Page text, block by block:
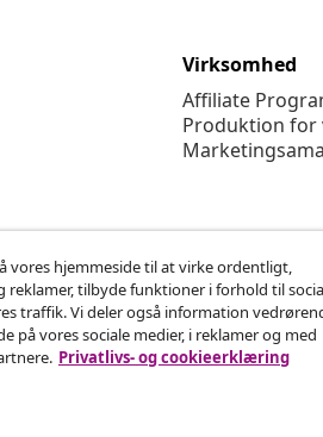
Virksomhed
Affiliate
Produktion for
vores hjemmeside til at virke ordentligt,
reklamer, tilbyde funktioner i forhold til
traffik. Vi deler også information
på vores sociale medier, i reklamer og med
Privatlivs- og cookieerklæring